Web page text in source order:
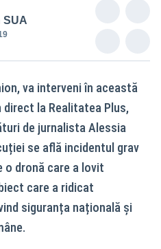
SUA
va interveni în această
direct la Realitatea Plus,
de jurnalista Alessia
se află incidentul grav
o dronă care a lovit
care a ridicat
siguranța națională și